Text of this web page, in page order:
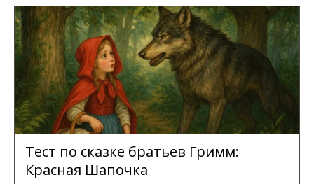
Тест по сказке братьев Гримм:
Красная Шапочка